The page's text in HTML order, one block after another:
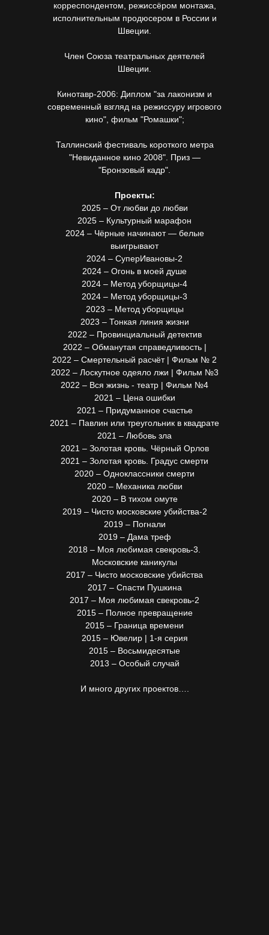
корреспондентом, режиссёром монтажа,
исполнительным продюсером в России и
Швеции.
Член Союза театральных деятелей
Швеции.
Кинотавр-2006: Диплом "за лаконизм и
современный взгляд на режиссуру игрового
кино", фильм "Ромашки";
Таллинский фестиваль короткого метра
"Невиданное кино 2008". Приз —
"Бронзовый кадр".
Проекты:
2025 – От любви до любви
2025 – Культурный марафон
2024 – Чёрные начинают — белые
выигрывают
2024 – СуперИвановы-2
2024 – Огонь в моей душе
2024 – Метод уборщицы-4
2024 – Метод уборщицы-3
2023 – Метод уборщицы
2023 – Тонкая линия жизни
2022 – Провинциальный детектив
2022 – Обманутая справедливость |
2022 – Смертельный расчёт | Фильм № 2
2022 – Лоскутное одеяло лжи | Фильм №3
2022 – Вся жизнь - театр | Фильм №4
2021 – Цена ошибки
2021 – Придуманное счастье
2021 – Павлин или треугольник в квадрате
2021 – Любовь зла
2021 – Золотая кровь. Чёрный Орлов
2021 – Золотая кровь. Градус смерти
2020 – Одноклассники смерти
2020 – Механика любви
2020 – В тихом омуте
2019 – Чисто московские убийства-2
2019 – Погнали
2019 – Дама треф
2018 – Моя любимая свекровь-3.
Московские каникулы
2017 – Чисто московские убийства
2017 – Спасти Пушкина
2017 – Моя любимая свекровь-2
2015 – Полное превращение
2015 – Граница времени
2015 – Ювелир | 1-я серия
2015 – Восьмидесятые
2013 – Особый случай
И много других проектов….